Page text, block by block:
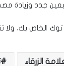
جدد وزيادة
الخاص بك، ولا
الزرقاء